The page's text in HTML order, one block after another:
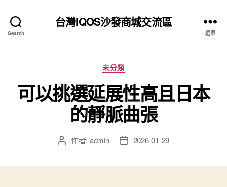
Search
台灣IQOS沙發商城交流區
選單
分
類
未分類
可以挑選延展性高且日本
的靜脈曲張
文 作者: admin
文 2026-01-29